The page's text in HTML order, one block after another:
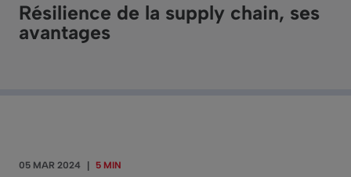
Résilience de la supply chain, ses
avantages
05 MAR 2024 5 MIN